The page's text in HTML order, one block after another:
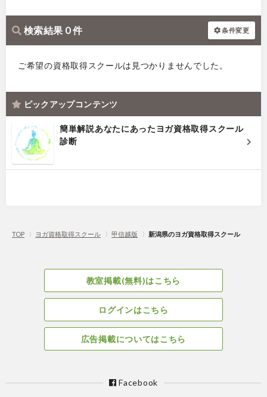
検索結果 0 件 条件変更
ご希望の資格取得スクールは見つかりませんでした。
ピックアップコンテンツ
簡単解説あなたにあったヨガ資格取得スクール
診断
TOP 〉 ヨガ資格取得スクール 〉 甲信越版 〉 新潟県のヨガ資格取得スクール
教室掲載(無料)はこちら
ログインはこちら
広告掲載についてはこちら
Facebook